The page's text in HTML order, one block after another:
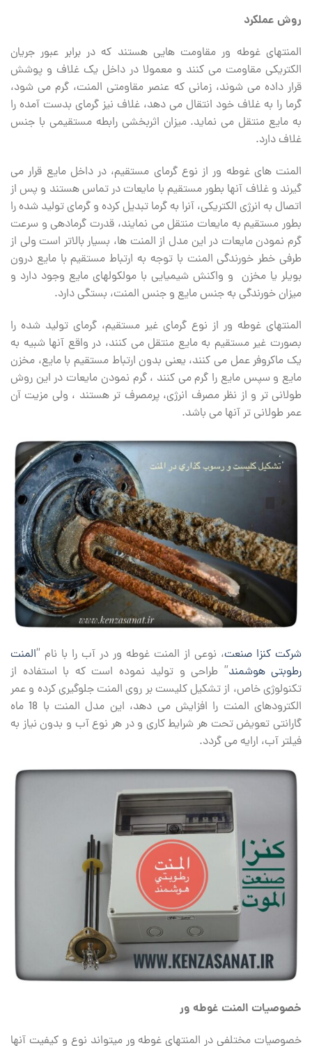
روش عملکرد
المنتهای غوطه ور مقاومت‏ هایی هستند که در برابر عبور جریان
الکتریکی مقاومت می‏ کنند و معمولا در داخل یک غلاف و پوشش
قرار داده می ‏شوند، زمانی که عنصر مقاومتی المنت، گرم می‏ شود،
گرما را به غلاف خود انتقال می ‏دهد، غلاف نیز گرمای بدست آمده را
به مایع منتقل می نماید. میزان اثربخشی رابطه مستقیمی با جنس
غلاف دارد.
المنت های غوطه ور از نوع گرمای مستقیم، در داخل مایع قرار می
گیرند و غلاف آنها بطور مستقیم با مایعات در تماس هستند و پس از
اتصال به انرژی الکتریکی، آنرا به گرما تبدیل کرده و گرمای تولید شده را
بطور مستقیم به مایعات منتقل می نمایند، قدرت گرمادهی و سرعت
گرم نمودن مایعات در این مدل از المنت ها، بسیار بالاتر است ولی از
طرفی خطر خورندگی المنت با توجه به ارتباط مستقیم با مایع درون
بویلر یا مخزن و واکنش شیمیایی با مولکولهای مایع وجود دارد و
میزان خورندگی به جنس مایع و جنس المنت، بستگی دارد.
المنتهای غوطه ور از نوع گرمای غیر مستقیم، گرمای تولید شده را
بصورت غیر مستقیم به مایع منتقل می‏ کنند، در واقع آنها شبیه به
یک ماکروفر عمل می کنند، یعنی بدون ارتباط مستقیم با مایع، مخزن
مایع و سپس مایع را گرم می کنند ، گرم نمودن مایعات در این روش
طولانی تر و از نظر مصرف انرژی، پرمصرف تر هستند ، ولی مزیت آن
عمر طولانی ‏تر آنها می ‏باشد.
شرکت کنزا صنعت، نوعی از المنت غوطه ور در آب را با نام “المنت
رطوبتی هوشمند” طراحی و تولید نموده است که با استفاده از
تکنولوژی خاص، از تشکیل کلیست بر روی المنت جلوگیری کرده و عمر
الکترودهای المنت را افزایش می دهد، این مدل المنت با 18 ماه
گارانتی تعویض تحت هر شرایط کاری و در هر نوع آب و بدون نیاز به
فیلتر آب، ارایه می گردد.
خصوصیات المنت غوطه ور
خصوصیات مختلفی در المنت‏های غوطه ‏ور می‏تواند نوع و کیفیت آنها